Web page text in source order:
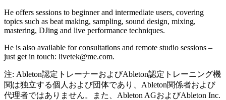
He offers sessions to beginner and intermediate users, covering
topics such as beat making, sampling, sound design, mixing,
mastering, DJing and live performance techniques.
He is also available for consultations and remote studio sessions –
just get in touch: livetek@me.com.
注: Ableton認定トレーナーおよびAbleton認定トレーニング機
関は独立する個人および団体であり、Ableton関係者および
代理者ではありません。また、Ableton AGおよびAbleton Inc.